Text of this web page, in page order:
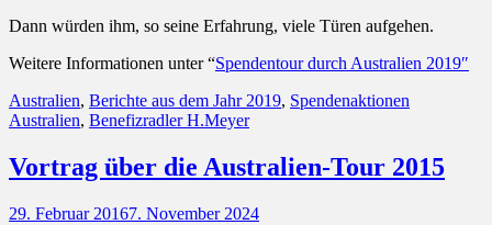
Dann würden ihm, so seine Erfahrung, viele Türen aufgehen.
Weitere Informationen unter “Spendentour durch Australien 2019″
Kategorien
Australien, Berichte aus dem Jahr 2019, Spendenaktionen
Australien, Benefizradler H.Meyer
Vortrag über die Australien-Tour 2015
Posted
29. Februar 20167. November 2024